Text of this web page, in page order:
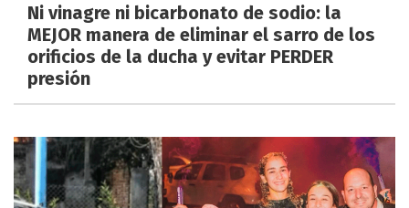
Ni vinagre ni bicarbonato de sodio: la
MEJOR manera de eliminar el sarro de los
orificios de la ducha y evitar PERDER
presión